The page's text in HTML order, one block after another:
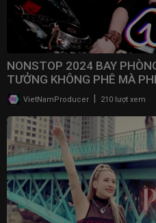
NONSTOP 2024 BAY
TƯỞNG KHÔNG PHÊ MÀ
NONSTOP VN
VietNamProducer 210 lượt xem